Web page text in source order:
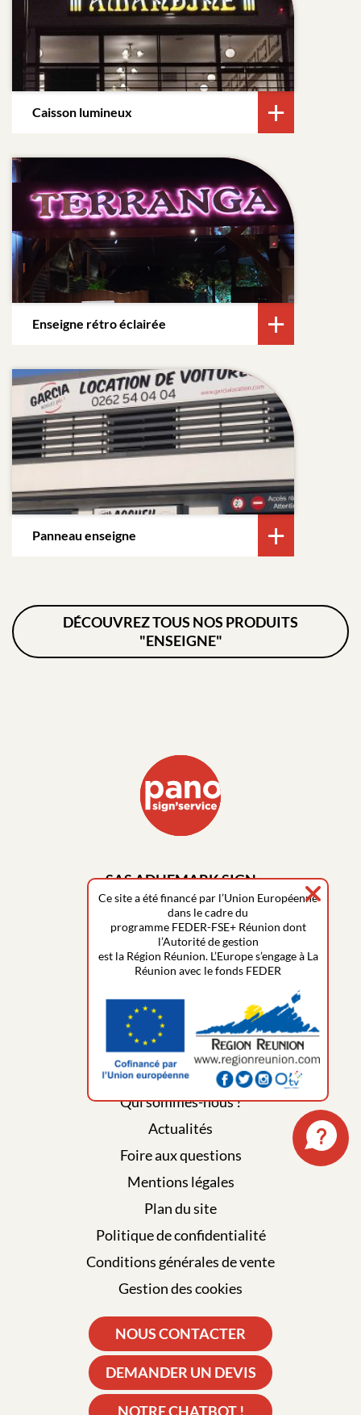
Caisson lumineux
Enseigne rétro éclairée
Panneau enseigne
DÉCOUVREZ TOUS NOS PRODUITS
"ENSEIGNE"
SAS ADHEMARK SIGN
PANO St Denis la Réunion
14 rue de la Guadeloupe
ZAC Foucherolles
97490 Sainte-Clotilde
0262 92 10 38
Qui sommes-nous ?
Actualités
Foire aux questions
Mentions légales
Plan du site
Politique de confidentialité
Conditions générales de vente
Gestion des cookies
NOUS CONTACTER
DEMANDER UN DEVIS
NOTRE CHATBOT !
Ce site a été financé par l’Union Européenne
dans le cadre du
programme FEDER-FSE+ Réunion dont
l’Autorité de gestion
est la Région Réunion. L’Europe s’engage à La
Réunion avec le fonds FEDER